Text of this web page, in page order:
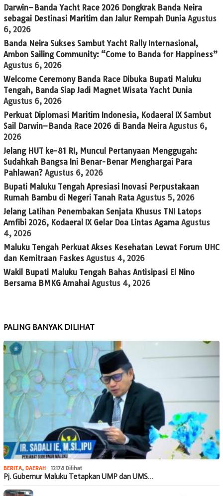
Darwin–Banda Yacht Race 2026 Dongkrak Banda Neira
sebagai Destinasi Maritim dan Jalur Rempah Dunia Agustus
6, 2026
Banda Neira Sukses Sambut Yacht Rally Internasional,
Ambon Sailing Community: “Come to Banda for Happiness”
Agustus 6, 2026
Welcome Ceremony Banda Race Dibuka Bupati Maluku
Tengah, Banda Siap Jadi Magnet Wisata Yacht Dunia
Agustus 6, 2026
Perkuat Diplomasi Maritim Indonesia, Kodaeral IX Sambut
Sail Darwin–Banda Race 2026 di Banda Neira Agustus 6,
2026
Jelang HUT ke-81 RI, Muncul Pertanyaan Menggugah:
Sudahkah Bangsa Ini Benar-Benar Menghargai Para
Pahlawan? Agustus 6, 2026
Bupati Maluku Tengah Apresiasi Inovasi Perpustakaan
Rumah Bambu di Negeri Tanah Rata Agustus 5, 2026
Jelang Latihan Penembakan Senjata Khusus TNI Latops
Amfibi 2026, Kodaeral IX Gelar Doa Lintas Agama Agustus
4, 2026
Maluku Tengah Perkuat Akses Kesehatan Lewat Forum UHC
dan Kemitraan Faskes Agustus 4, 2026
Wakil Bupati Maluku Tengah Bahas Antisipasi El Nino
Bersama BMKG Amahai Agustus 4, 2026
PALING BANYAK DILIHAT
BERITA, DAERAH 12178 Dilihat
Pj. Gubernur Maluku Tetapkan UMP dan UMS…